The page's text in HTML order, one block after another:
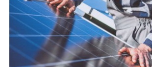
programele...